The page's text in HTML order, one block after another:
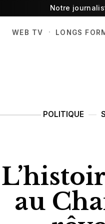
Notre
WEB TV · LONGS
POLITIQUE
au